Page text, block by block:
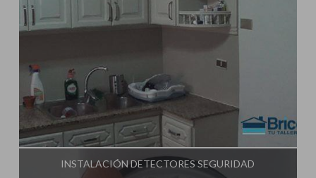
Influencer:Tu Taller de Bricolaje
INSTALACIÓN DETECTORES SEGURIDAD